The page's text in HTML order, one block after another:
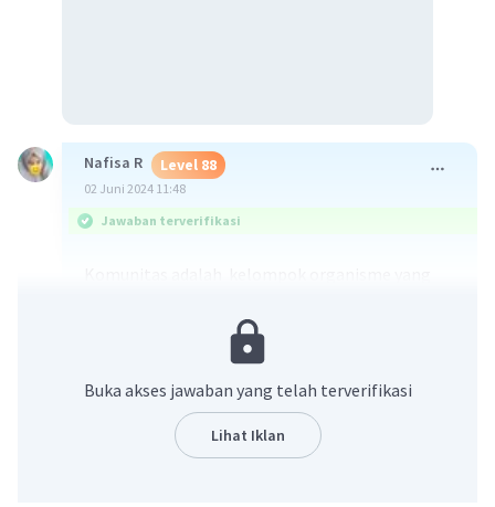
Nafisa R Level 88
02 Juni 2024 11:48
Jawaban terverifikasi
Beri Rating
Level 100
Buka akses jawaban yang telah terverifikasi
Lihat Iklan